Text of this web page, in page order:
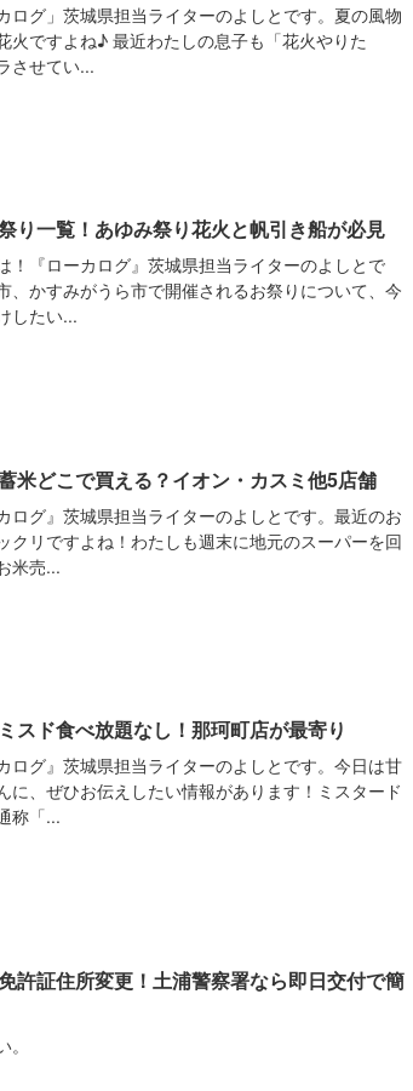
ログ」茨城県担当ライターのよしとです。夏の風物
火ですよね♪ 最近わたしの息子も「花火やりた
させてい...
り一覧！あゆみ祭り花火と帆引き船が必見
！『ローカログ』茨城県担当ライターのよしとで
、かすみがうら市で開催されるお祭りについて、今
したい...
米どこで買える？イオン・カスミ他5店舗
ログ』茨城県担当ライターのよしとです。最近のお
クリですよね！わたしも週末に地元のスーパーを回
米売...
スド食べ放題なし！那珂町店が最寄り
ログ』茨城県担当ライターのよしとです。今日は甘
に、ぜひお伝えしたい情報があります！ミスタード
称「...
許証住所変更！土浦警察署なら即日交付で簡